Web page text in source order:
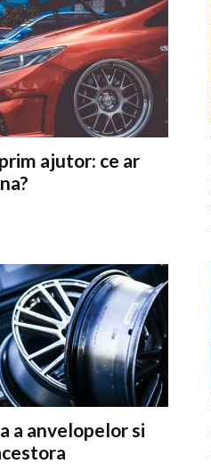
ajutor: ce ar
a anvelopelor si